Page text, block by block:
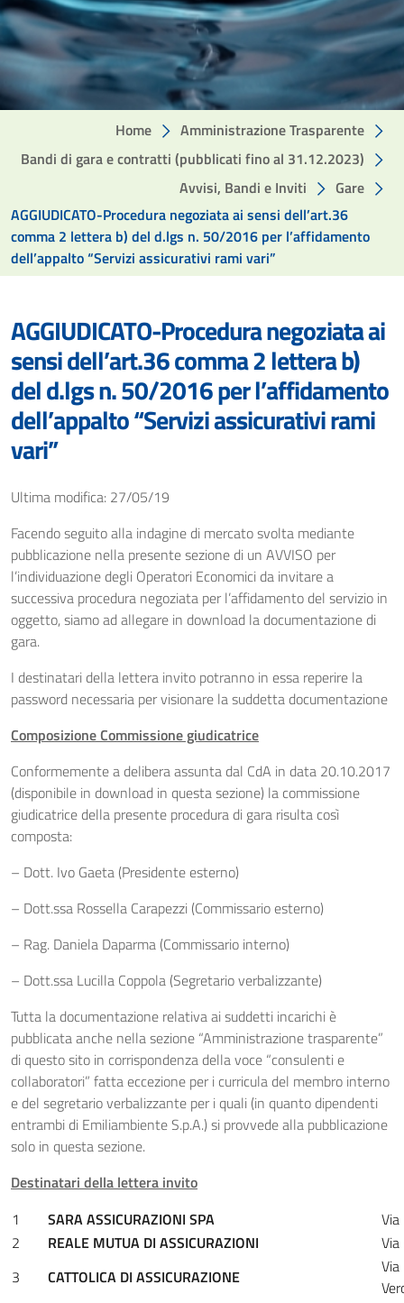
Home
Amministrazione Trasparente
Bandi di gara e contratti (pubblicati fino al 31.12.2023)
Avvisi, Bandi e Inviti
Gare
AGGIUDICATO-Procedura negoziata ai sensi dell’art.36
comma 2 lettera b) del d.lgs n. 50/2016 per l’affidamento
dell’appalto “Servizi assicurativi rami vari”
AGGIUDICATO-Procedura negoziata ai
sensi dell’art.36 comma 2 lettera b)
del d.lgs n. 50/2016 per l’affidamento
dell’appalto “Servizi assicurativi rami
vari”
Ultima modifica: 27/05/19
Facendo seguito alla indagine di mercato svolta mediante
pubblicazione nella presente sezione di un AVVISO per
l’individuazione degli Operatori Economici da invitare a
successiva procedura negoziata per l’affidamento del servizio in
oggetto, siamo ad allegare in download la documentazione di
gara.
I destinatari della lettera invito potranno in essa reperire la
password necessaria per visionare la suddetta documentazione
Composizione Commissione giudicatrice
Conformemente a delibera assunta dal CdA in data 20.10.2017
(disponibile in download in questa sezione) la commissione
giudicatrice della presente procedura di gara risulta così
composta:
– Dott. Ivo Gaeta (Presidente esterno)
– Dott.ssa Rossella Carapezzi (Commissario esterno)
– Rag. Daniela Daparma (Commissario interno)
– Dott.ssa Lucilla Coppola (Segretario verbalizzante)
Tutta la documentazione relativa ai suddetti incarichi è
pubblicata anche nella sezione “Amministrazione trasparente”
di questo sito in corrispondenza della voce “consulenti e
collaboratori” fatta eccezione per i curricula del membro interno
e del segretario verbalizzante per i quali (in quanto dipendenti
entrambi di Emiliambiente S.p.A.) si provvede alla pubblicazione
solo in questa sezione.
Destinatari della lettera invito
1
SARA ASSICURAZIONI SPA
2
REALE MUTUA DI ASSICURAZIONI
3
CATTOLICA DI ASSICURAZIONE